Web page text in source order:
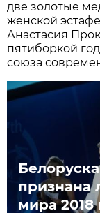
две золотые
женской
Анастасия
пятиборкой
союза
признана
мира 2018